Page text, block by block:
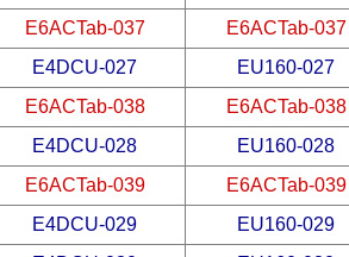
E6ACTab-037
E6ACTab-037
E4DCU-027
EU160-027
E6ACTab-038
E6ACTab-038
E4DCU-028
EU160-028
E6ACTab-039
E6ACTab-039
E4DCU-029
EU160-029